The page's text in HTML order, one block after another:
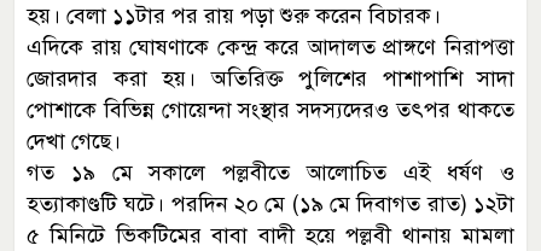
হয়। বেলা ১১টার পর রায় পড়া শুরু করেন বিচারক।
এদিকে রায় ঘোষণাকে কেন্দ্র করে আদালত প্রাঙ্গণে নিরাপত্তা
জোরদার করা হয়। অতিরিক্ত পুলিশের পাশাপাশি সাদা
পোশাকে বিভিন্ন গোয়েন্দা সংস্থার সদস্যদেরও তৎপর থাকতে
দেখা গেছে।
গত ১৯ মে সকালে পল্লবীতে আলোচিত এই ধর্ষণ ও
হত্যাকাণ্ডটি ঘটে। পরদিন ২০ মে (১৯ মে দিবাগত রাত) ১২টা
৫ মিনিটে ভিকটিমের বাবা বাদী হয়ে পল্লবী থানায় মামলা